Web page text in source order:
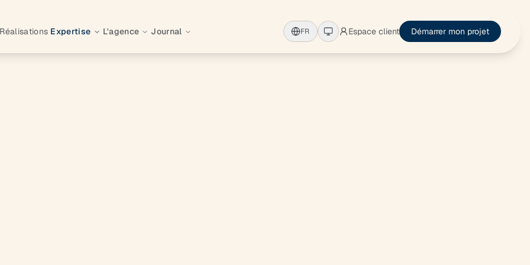
Réalisations Expertise L'agence Journal FR Espace client Démarrer mon projet